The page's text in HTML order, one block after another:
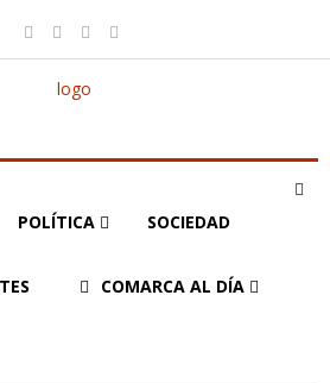
POLÍTICA SOCIEDAD
COMARCA AL DÍA